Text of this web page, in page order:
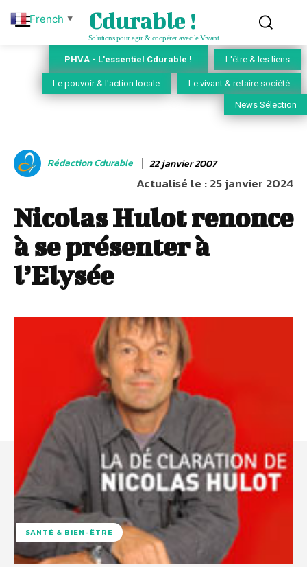
Cdurable !
Solutions pour agir & coopérer avec le Vivant
PHVA - L'essentiel Cdurable ! L'être & les liens
Le pouvoir & l'action locale Le vivant & refaire société
News Sélection
Rédaction Cdurable 22 janvier 2007
Actualisé le :25 janvier 2024
Nicolas Hulot renonce
à se présenter à
l’Elysée
SANTÉ & BIEN-ÊTRE
French ▼